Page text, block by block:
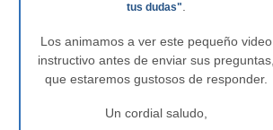
tus dudas"
Los animamos a ver este pequeño video
instructivo antes de enviar sus preguntas,
que estaremos gustosos de responder.
Un cordial saludo,